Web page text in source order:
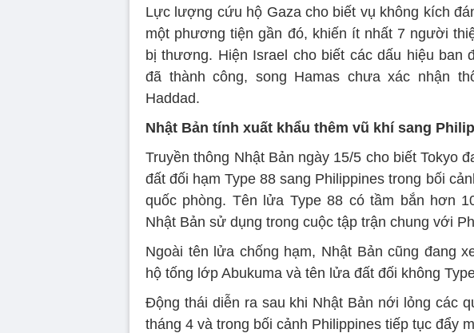
Lực lượng cứu hộ Gaza cho biết vụ không kích
một phương tiện gần đó, khiến ít nhất 7 người
bị thương. Hiện Israel cho biết các dấu hiệu ban
đã thành công, song Hamas chưa xác nhận
Haddad.
Nhật Bản tính xuất khẩu thêm vũ khí sang
Truyền thông Nhật Bản ngày 15/5 cho biết Tokyo
đất đối hạm Type 88 sang Philippines trong bối
quốc phòng. Tên lửa Type 88 có tầm bắn hơn
Nhật Bản sử dụng trong cuộc tập trận chung với
Ngoài tên lửa chống hạm, Nhật Bản cũng đang
hộ tống lớp Abukuma và tên lửa đất đối không
Động thái diễn ra sau khi Nhật Bản nới lỏng các
tháng 4 và trong bối cảnh Philippines tiếp tục đẩy